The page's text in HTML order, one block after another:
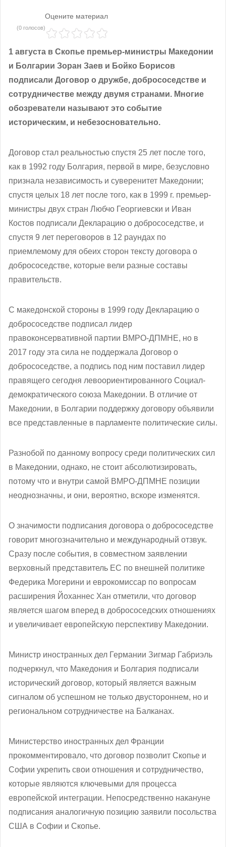
Оцените материал
(0 голосов)
1 августа в Скопье премьер-министры Македонии
и Болгарии Зоран Заев и Бойко Борисов
подписали Договор о дружбе, добрососедстве и
сотрудничестве между двумя странами. Многие
обозреватели называют это событие
историческим, и небезосновательно.
Договор стал реальностью спустя 25 лет после того,
как в 1992 году Болгария, первой в мире, безусловно
признала независимость и суверенитет Македонии;
спустя целых 18 лет после того, как в 1999 г. премьер-
министры двух стран Любчо Георгиевски и Иван
Костов подписали Декларацию о добрососедстве, и
спустя 9 лет переговоров в 12 раундах по
приемлемому для обеих сторон тексту договора о
добрососедстве, которые вели разные составы
правительств.
С македонской стороны в 1999 году Декларацию о
добрососедстве подписал лидер
правоконсервативной партии ВМРО-ДПМНЕ, но в
2017 году эта сила не поддержала Договор о
добрососедстве, а подпись под ним поставил лидер
правящего сегодня левоориентированного Социал-
демократического союза Македонии. В отличие от
Македонии, в Болгарии поддержку договору объявили
все представленные в парламенте политические силы.
Разнобой по данному вопросу среди политических сил
в Македонии, однако, не стоит абсолютизировать,
потому что и внутри самой ВМРО-ДПМНЕ позиции
неоднозначны, и они, вероятно, вскоре изменятся.
О значимости подписания договора о добрососедстве
говорит многозначительно и международный отзвук.
Сразу после события, в совместном заявлении
верховный представитель ЕС по внешней политике
Федерика Могерини и еврокомиссар по вопросам
расширения Йоханнес Хан отметили, что договор
является шагом вперед в добрососедских отношениях
и увеличивает европейскую перспективу Македонии.
Министр иностранных дел Германии Зигмар Габриэль
подчеркнул, что Македония и Болгария подписали
исторический договор, который является важным
сигналом об успешном не только двустороннем, но и
региональном сотрудничестве на Балканах.
Министерство иностранных дел Франции
прокомментировало, что договор позволит Скопье и
Софии укрепить свои отношения и сотрудничество,
которые являются ключевыми для процесса
европейской интеграции. Непосредственно накануне
подписания аналогичную позицию заявили посольства
США в Софии и Скопье.